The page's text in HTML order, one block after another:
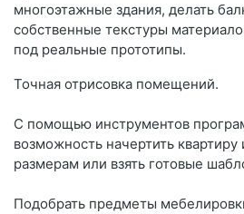
многоэтажные здания, делать
собственные текстуры
под реальные прототипы.
Точная отрисовка помещений.
С помощью инструментов
возможность начертить
размерам или взять готовые
Подобрать предметы